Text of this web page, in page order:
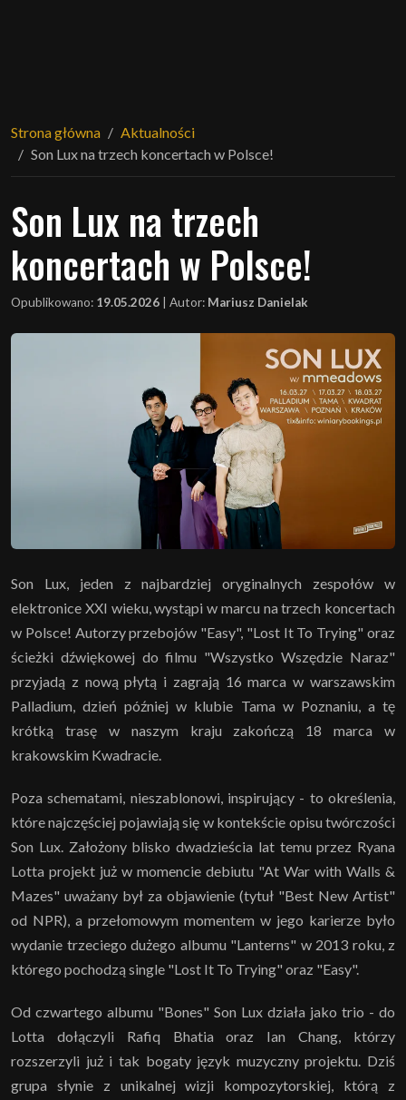
Strona główna
Aktualności
Son Lux na trzech koncertach w Polsce!
Son Lux na trzech
koncertach w Polsce!
Opublikowano: 19.05.2026 Autor: Mariusz Danielak
Son Lux, jeden z najbardziej oryginalnych zespołów w
elektronice XXI wieku, wystąpi w marcu na trzech koncertach
w Polsce! Autorzy przebojów "Easy", "Lost It To Trying" oraz
ścieżki dźwiękowej do filmu "Wszystko Wszędzie Naraz"
przyjadą z nową płytą i zagrają 16 marca w warszawskim
Palladium, dzień później w klubie Tama w Poznaniu, a tę
krótką trasę w naszym kraju zakończą 18 marca w
krakowskim Kwadracie.
Poza schematami, nieszablonowi, inspirujący - to określenia,
które najczęściej pojawiają się w kontekście opisu twórczości
Son Lux. Założony blisko dwadzieścia lat temu przez Ryana
Lotta projekt już w momencie debiutu "At War with Walls &
Mazes" uważany był za objawienie (tytuł "Best New Artist"
od NPR), a przełomowym momentem w jego karierze było
wydanie trzeciego dużego albumu "Lanterns" w 2013 roku, z
którego pochodzą single "Lost It To Trying" oraz "Easy".
Od czwartego albumu "Bones" Son Lux działa jako trio - do
Lotta dołączyli Rafiq Bhatia oraz Ian Chang, którzy
rozszerzyli już i tak bogaty język muzyczny projektu. Dziś
grupa słynie z unikalnej wizji kompozytorskiej, którą z